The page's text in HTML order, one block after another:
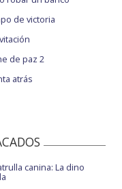
de victoria
de paz 2
atrás
canina: La dino